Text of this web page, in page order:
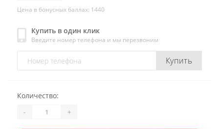
Цена в бонусных баллах: 1440
Купить в один клик
Введите номер телефона и мы перезвоним
Купить
Количество:
- +